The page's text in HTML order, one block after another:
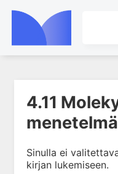
1. Laboratoriotoiminta
suomalaisessa
terveydenhuollossa
2. Potilas ja näyte
3. Laboratoriotuloksen
4.11
Sinulla ei
kirjan lukemiseen.